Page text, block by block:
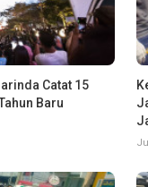
Catat 15
Baru